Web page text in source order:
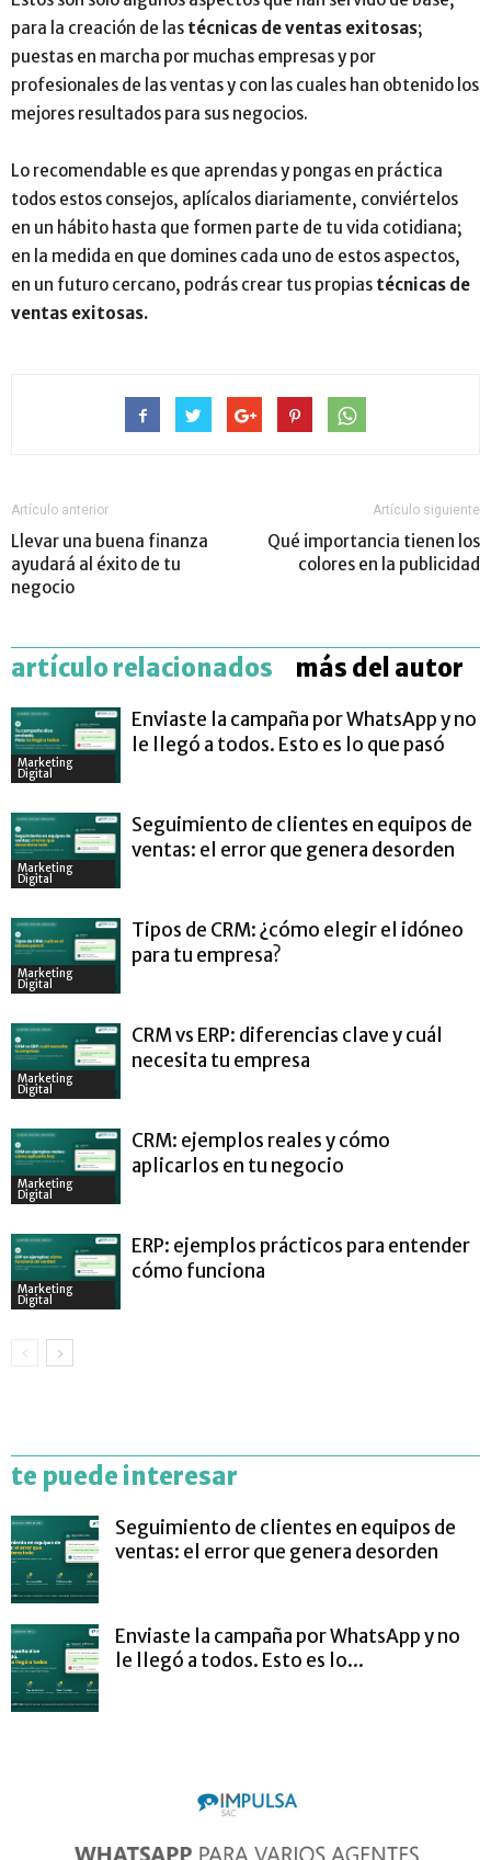
para la creación de las técnicas de ventas exitosas;
puestas en marcha por muchas empresas y por
profesionales de las ventas y con las cuales han obtenido los
mejores resultados para sus negocios.
Lo recomendable es que aprendas y pongas en práctica
todos estos consejos, aplícalos diariamente, conviértelos
en un hábito hasta que formen parte de tu vida cotidiana;
en la medida en que domines cada uno de estos aspectos,
en un futuro cercano, podrás crear tus propias técnicas de
ventas exitosas.
Artículo anterior
Llevar una buena finanza
ayudará al éxito de tu
negocio
Artículo siguiente
Qué importancia tienen los
colores en la publicidad
artículo relacionados más del autor
Marketing
Digital
Enviaste la campaña por WhatsApp y no
le llegó a todos. Esto es lo que pasó
Marketing
Digital
Seguimiento de clientes en equipos de
ventas: el error que genera desorden
Marketing
Digital
Tipos de CRM: ¿cómo elegir el idóneo
para tu empresa?
Marketing
Digital
CRM vs ERP: diferencias clave y cuál
necesita tu empresa
Marketing
Digital
CRM: ejemplos reales y cómo
aplicarlos en tu negocio
Marketing
Digital
ERP: ejemplos prácticos para entender
cómo funciona
te puede interesar
Seguimiento de clientes en equipos de
ventas: el error que genera desorden
Enviaste la campaña por WhatsApp y no
le llegó a todos. Esto es lo...